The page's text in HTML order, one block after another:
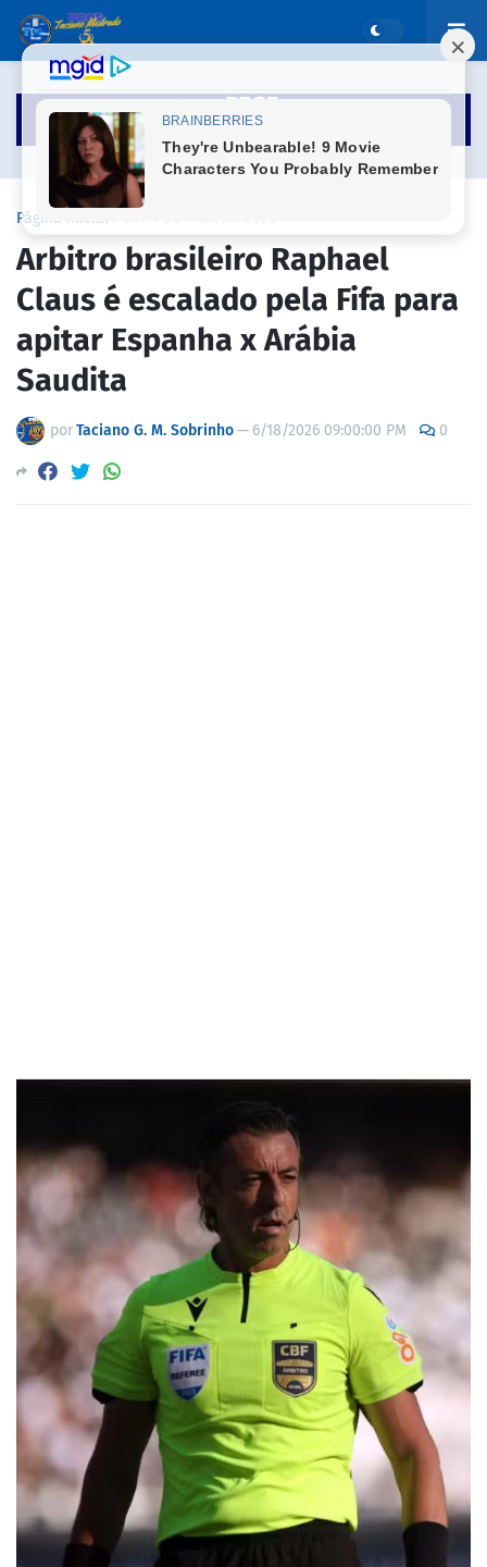
Página inicial
Arbitro brasileiro Raphael
Claus é escalado pela Fifa para
apitar Espanha x Arábia
Saudita
porTaciano G. M. Sobrinho— 6/18/2026 09:00:00 PM 0